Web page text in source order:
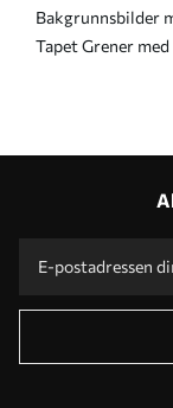
Bakgrunnsbilder
Tapet Grener